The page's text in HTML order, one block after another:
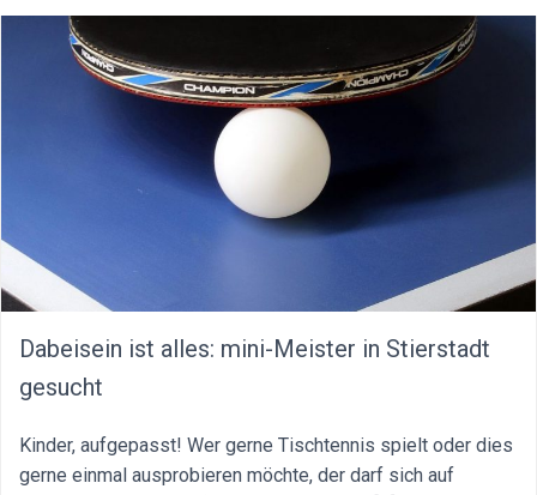
Dabeisein ist alles: mini-Meister in Stierstadt
gesucht
Kinder, aufgepasst! Wer gerne Tischtennis spielt oder dies
gerne einmal ausprobieren möchte, der darf sich auf